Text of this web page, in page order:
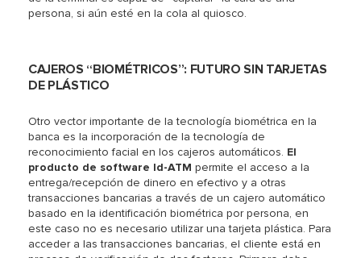
persona, si aún esté en la cola al quiosco.
CAJEROS “BIOMÉTRICOS”: FUTURO SIN TARJETAS
DE PLÁSTICO
Otro vector importante de la tecnología biométrica en la
banca es la incorporación de la tecnología de
reconocimiento facial en los cajeros automáticos. El
producto de software Id-ATM permite el acceso a la
entrega/recepción de dinero en efectivo y a otras
transacciones bancarias a través de un cajero automático
basado en la identificación biométrica por persona, en
este caso no es necesario utilizar una tarjeta plástica. Para
acceder a las transacciones bancarias, el cliente está en